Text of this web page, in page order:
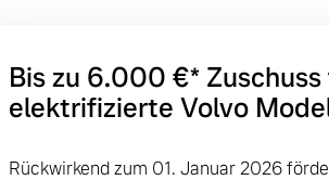
Bis zu 6.000 €⁠* Zuschuss
elektrifizierte Volvo
Rückwirkend zum 01. Januar 2026